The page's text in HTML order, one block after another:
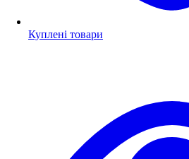
Куплені товари